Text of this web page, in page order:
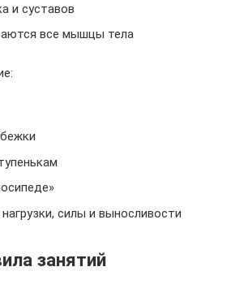
и суставов
все мышцы тела
силы и выносливости
занятий